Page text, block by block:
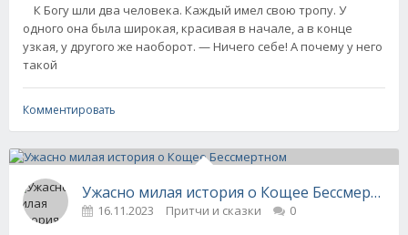
К Богу шли два человека. Каждый имел свою тропу. У
одного она была широкая, красивая в начале, а в конце
узкая, у другого же наоборот. — Ничего себе! А почему у него
такой
Комментировать
Ужасно милая история о Кощее Бессмертном
16.11.2023 Притчи и сказки 0